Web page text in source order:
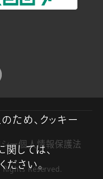
シー個人情報保護法
Reserved.
ため、クッキー
関しては、
ださい。